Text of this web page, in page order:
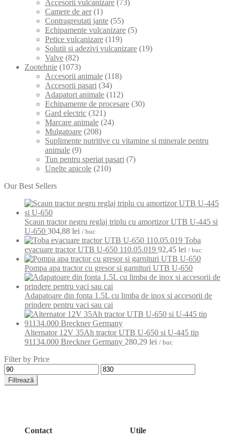
Accesorii vulcanizare (73)
Camere de aer (1)
Contragreutati jante (55)
Echipamente vulcanizare (5)
Petice vulcanizare (119)
Solutii si adezivi vulcanizare (19)
Valve (82)
Zootehnie (1073)
Accesorii animale (118)
Accesorii pasari (34)
Adapatori animale (112)
Echipamente de procesare (30)
Gard electric (321)
Marcare animale (24)
Mulgatoare (208)
Suplimente nutritive cu vitamine si minerale pentru
animale (9)
Tun pentru speriat pasari (7)
Unelte apicole (210)
Our Best Sellers
Scaun tractor negru reglaj triplu cu amortizor UTB U-445 si
U-650 304,88 lei / buc
Toba
evacuare tractor UTB U-650 110.05.019 92,45 lei / buc
Pompa apa tractor cu gresor si garnituri UTB U-650
Adapatoare din fonta 1.5L cu limba de inox si accesorii de
prindere pentru vaci sau cai
Alternator 12V 35Ah tractor UTB U-650 si U-445 tip
91134.000 Breckner Germany 280,29 lei / buc
Filter by Price
Filtrează
Contact Utile